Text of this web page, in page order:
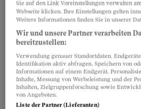
Kokainrauchen voll im Trend»,
Meili, Chefarzt der
risikoarmen Umgang mit
Grund: Gerauchtes Kokain ist –
Anfang – billiger als
Infektionsrisiko niedriger.
steigen vor allem altgediente
Spritzen auf das Rauchen um.»
Sie auf den Link Voreinstellungen verwalten
Webseite klicken. Ihre Einstellungen gelten
Weitere Informationen finden Sie in unserer
Wir und unsere Partner verarbeiten
bereitzustellen:
Verwendung genauer Standortdaten.
Identifikation aktiv abfragen. Speichern von
Informationen auf einem Endgerät.
Inhalte, Messung von Werbeleistung und der
Inhalten, Zielgruppenforschung sowie
von Angeboten.
Liste der Partner (Lieferanten)